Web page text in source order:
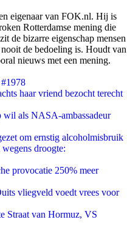
eigenaar van FOK.nl. Hij is
Rotterdamse mening die
de bizarre eigenschap mensen
de bedoeling is. Houdt van
nieuws met een mening.
haar vriend bezocht terecht
als NASA-ambassadeur
om ernstig alcoholmisbruik
droogte:
provocatie 250% meer
vliegveld voedt vrees voor
Straat van Hormuz, VS